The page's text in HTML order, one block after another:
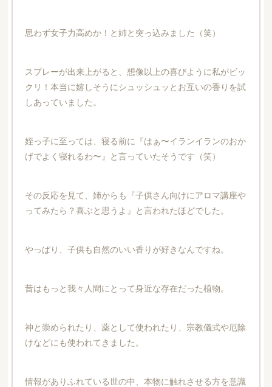
思わず女子力高めか！と姉と突っ込みました（笑）
スプレーが出来上がると、想像以上の喜びように私がビッ
クリ！本当に嬉しそうにシュッシュッとお互いの香りを試
しあっていました。
姪っ子に至っては、寝る前に『はぁ〜イランイランのおか
げでよく寝れるわ〜』と言っていたそうです（笑）
その反応を見て、姉からも『子供さん向けにアロマ講座や
ってみたら？喜ぶと思うよ』と言われたほどでした。
やっぱり、子供も自然のいい香りが好きなんですね。
昔はもっと我々人間にとって身近な存在だった植物。
神と崇められたり、薬として使われたり、宗教儀式や厄除
けなどにも使われてきました。
情報がありふれている世の中、本物に触れさせる方を意識